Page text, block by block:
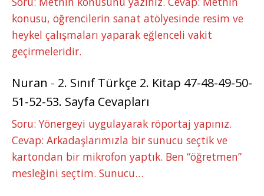
konusu, öğrencilerin sanat atölyesinde resim ve
heykel çalışmaları yaparak eğlenceli vakit
geçirmeleridir.
Nuran - 2. Sınıf Türkçe 2. Kitap 47-48-49-50-
51-52-53. Sayfa Cevapları
Soru: Yönergeyi uygulayarak röportaj yapınız.
Cevap: Arkadaşlarımızla bir sunucu seçtik ve
kartondan bir mikrofon yaptık. Ben “öğretmen”
mesleğini seçtim. Sunucu…